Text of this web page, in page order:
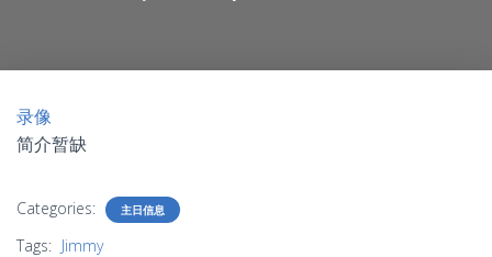
录像
简介暂缺
Categories: 主日信息
Tags: Jimmy